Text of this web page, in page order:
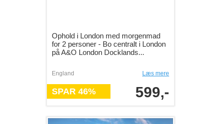
Ophold i London med morgenmad
for 2 personer - Bo centralt i London
på A&O London Docklands...
England Læs mere
SPAR 46% 599,-